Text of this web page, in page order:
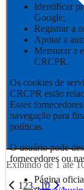
Exibindo de1 até
123...10
Identificar
Google;
Registrar a
Apoiar a
Mensurar a
CRCPR.
Os cookies de
CRCPR estão
Esses
navegação para
políticas.
O usuário pode
fornecedores ou
Página